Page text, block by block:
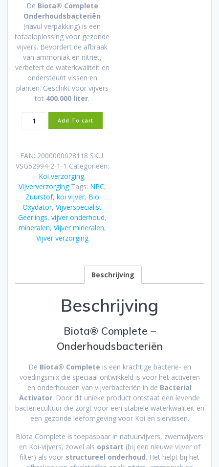
De Biota® Complete
Onderhoudsbacteriën
(navul verpakking) is een
totaaloplossing voor gezonde
vijvers. Bevordert de afbraak
van ammoniak en nitriet,
verbetert de waterkwaliteit en
ondersteunt vissen en
planten. Geschikt voor vijvers
tot 400.000 liter.
Biota
Complete
Onderhoudsbacteriën
400.000
aantal
Add To cart
EAN: 2000000028118 SKU:
VSG52994-2-1-1 Categorieën:
Koi verzorging,
Vijververzorging Tags: NPC,
Zuurstof, koi vijver, Bio
Oxydator, Vijverspecialist
Geerlings, vijver onderhoud,
mineralen, Vijver mineralen,
Vijver verzorging
Beschrijving
Beschrijving
Biota® Complete –
Onderhoudsbacteriën
De Biota® Complete is een krachtige bacterie- en
voedingsmix die speciaal ontwikkeld is voor het activeren
en onderhouden van vijverbacteriën in de Bacterial
Activator. Door dit unieke product ontstaat een levende
bacteriecultuur die zorgt voor een stabiele waterkwaliteit en
een gezonde leefomgeving voor Koi en siervissen.
Biota Complete is toepasbaar in natuurvijvers, zwemvijvers
en Koi-vijvers, zowel als opstart (bij een nieuwe vijver of
filter) als voor structureel onderhoud. Het helpt bij het